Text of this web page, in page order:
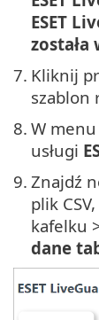
ESET
została
7. Kliknij
szablon
8. W menu
usługi
9. Znajdź
plik
kafelku
dane